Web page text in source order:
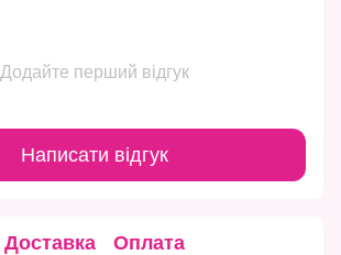
Додайте перший відгук
Написати відгук
Доставка Оплата